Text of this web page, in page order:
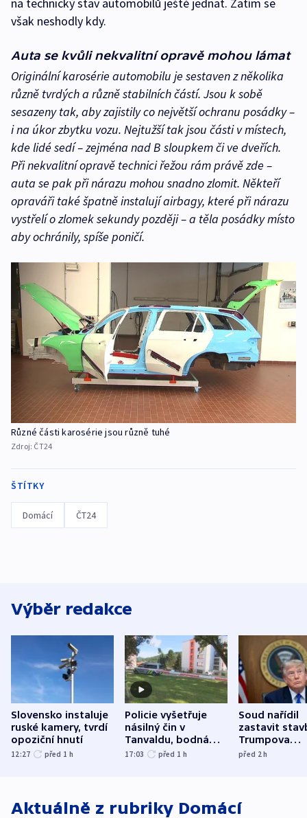
na technický stav automobilů ještě jednat. Zatím se
však neshodly kdy.
Auta se kvůli nekvalitní opravě mohou lámat
Originální karosérie automobilu je sestaven z několika
různě tvrdých a různě stabilních částí. Jsou k sobě
sesazeny tak, aby zajistily co největší ochranu posádky –
i na úkor zbytku vozu. Nejtužší tak jsou části v místech,
kde lidé sedí – zejména nad B sloupkem či ve dveřích.
Při nekvalitní opravě technici řežou rám právě zde –
auta se pak při nárazu mohou snadno zlomit. Někteří
opraváři také špatně instalují airbagy, které při nárazu
vystřelí o zlomek sekundy později – a těla posádky místo
aby ochránily, spíše poničí.
Různé části karosérie jsou různě tuhé
Zdroj: ČT24
ŠTÍTKY
Domácí ČT24
Výběr redakce
Slovensko instaluje
ruské kamery, tvrdí
opoziční hnutí
12:27 před 1 h
Policie vyšetřuje
násilný čin v
Tanvaldu, bodná
zranění při něm
17:03 před 1 h
Soud nařídil
zastavit
Trumpova
tanečního
před 2h
Aktuálně z rubriky Domácí